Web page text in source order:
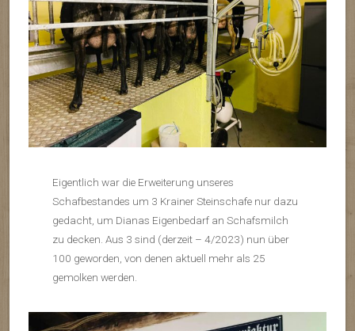
Eigentlich war die Erweiterung unseres
Schafbestandes um 3 Krainer Steinschafe nur dazu
gedacht, um Dianas Eigenbedarf an Schafsmilch
zu decken. Aus 3 sind (derzeit – 4/2023) nun über
100 geworden, von denen aktuell mehr als 25
gemolken werden.